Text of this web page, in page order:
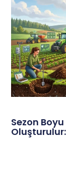
Sezon
Oluşturulur: